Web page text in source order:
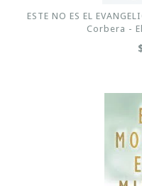
ESTE NO ES EL
Corbera -